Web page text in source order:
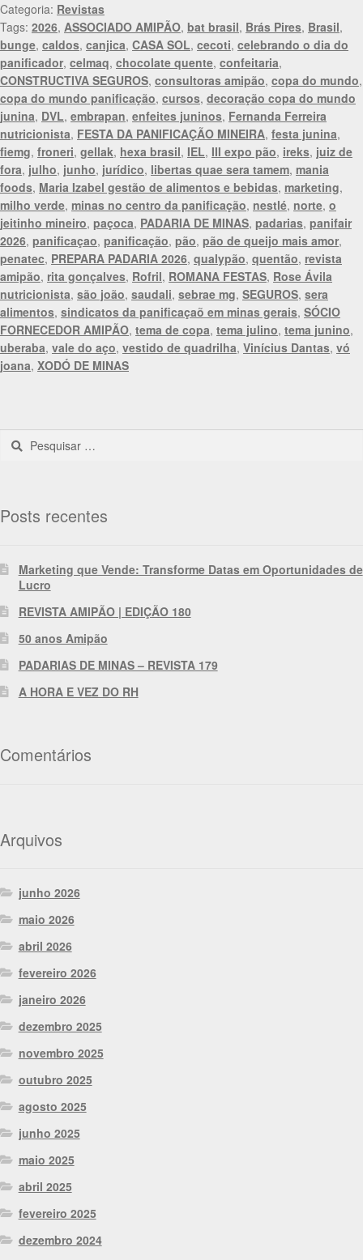
Categoria: Revistas
Tags: 2026, ASSOCIADO AMIPÃO, bat brasil, Brás Pires, Brasil,
bunge, caldos, canjica, CASA SOL, cecoti, celebrando o dia do
panificador, celmaq, chocolate quente, confeitaria,
CONSTRUCTIVA SEGUROS, consultoras amipão, copa do mundo,
copa do mundo panificação, cursos, decoração copa do mundo
junina, DVL, embrapan, enfeites juninos, Fernanda Ferreira
nutricionista, FESTA DA PANIFICAÇÃO MINEIRA, festa junina,
fiemg, froneri, gellak, hexa brasil, IEL, III expo pão, ireks, juiz de
fora, julho, junho, jurídico, libertas quae sera tamem, mania
foods, Maria Izabel gestão de alimentos e bebidas, marketing,
milho verde, minas no centro da panificação, nestlé, norte, o
jeitinho mineiro, paçoca, PADARIA DE MINAS, padarias, panifair
2026, panificaçao, panificação, pão, pão de queijo mais amor,
penatec, PREPARA PADARIA 2026, qualypão, quentão, revista
amipão, rita gonçalves, Rofril, ROMANA FESTAS, Rose Ávila
nutricionista, são joão, saudali, sebrae mg, SEGUROS, sera
alimentos, sindicatos da panificaçaõ em minas gerais, SÓCIO
FORNECEDOR AMIPÃO, tema de copa, tema julino, tema junino,
uberaba, vale do aço, vestido de quadrilha, Vinícius Dantas, vó
joana, XODÓ DE MINAS
Posts recentes
Marketing que Vende: Transforme Datas em Oportunidades de
Lucro
REVISTA AMIPÃO | EDIÇÃO 180
50 anos Amipão
PADARIAS DE MINAS – REVISTA 179
A HORA E VEZ DO RH
Comentários
Arquivos
junho 2026
maio 2026
abril 2026
fevereiro 2026
janeiro 2026
dezembro 2025
novembro 2025
outubro 2025
agosto 2025
junho 2025
maio 2025
abril 2025
fevereiro 2025
dezembro 2024